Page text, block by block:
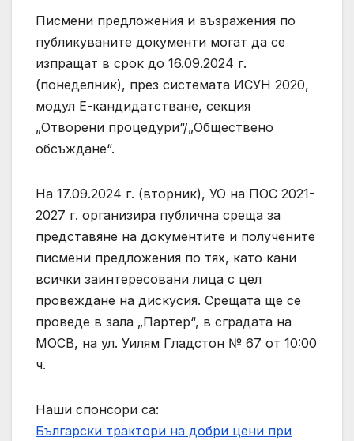
Писмени предложения и възражения по
публикуваните документи могат да се
изпращат в срок до 16.09.2024 г.
(понеделник), през системата ИСУН 2020,
модул Е-кандидатстване, секция
„Отворени процедури“/„Обществено
обсъждане“.
На 17.09.2024 г. (вторник), УО на ПОС 2021-
2027 г. организира публична среща за
представяне на документите и получените
писмени предложения по тях, като кани
всички заинтересовани лица с цел
провеждане на дискусия. Срещата ще се
проведе в зала „Партер“, в сградата на
МОСВ, на ул. Уилям Гладстон № 67 от 10:00
ч.
Наши спонсори са:
Български трактори на добри цени при